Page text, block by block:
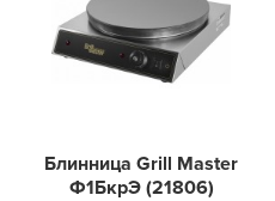
Блинница Grill Master
Ф1БкрЭ (21806)